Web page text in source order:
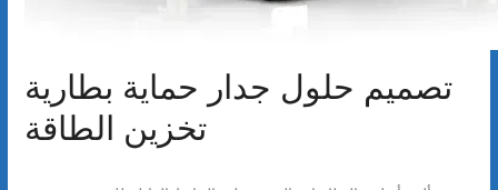
تصميم حلول جدار حماية بطارية
تخزين الطاقة